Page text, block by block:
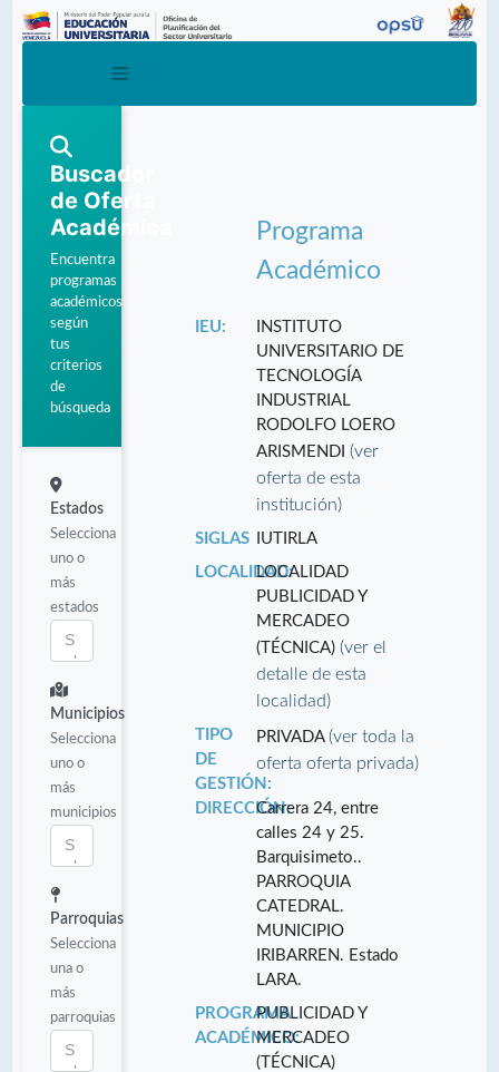
Buscador
de Oferta
Académica
Encuentra
programas
académicos
según
tus
criterios
de
búsqueda
Estados
Selecciona
uno o
más
estados
Municipios
Selecciona
uno o
más
municipios
Parroquias
Selecciona
una o
más
parroquias
Programa
Académico
IEU:
INSTITUTO
UNIVERSITARIO DE
TECNOLOGÍA
INDUSTRIAL
RODOLFO LOERO
ARISMENDI(ver
oferta de esta
institución)
SIGLAS
IUTIRLA
LOCALIDAD:LOCALIDAD
PUBLICIDAD Y
MERCADEO
(TÉCNICA)(ver el
detalle de esta
localidad)
TIPO
DE
GESTIÓN:
PRIVADA(ver toda la
oferta oferta privada)
DIRECCIÓN:Carrera 24, entre
calles 24 y 25.
Barquisimeto..
PARROQUIA
CATEDRAL.
MUNICIPIO
IRIBARREN. Estado
LARA.
PROGRAMA
ACADÉMICO:
PUBLICIDAD Y
MERCADEO
(TÉCNICA)